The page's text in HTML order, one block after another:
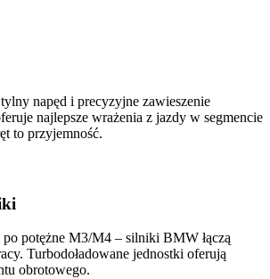
napęd i precyzyjne zawieszenie
najlepsze wrażenia z jazdy w segmencie
to przyjemność.
po potężne M3/M4 – silniki BMW łączą
Turbodoładowane jednostki oferują
obrotowego.